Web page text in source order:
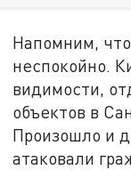
Напомним,
неспокойно.
видимости,
объектов в
Произошло и
атаковали